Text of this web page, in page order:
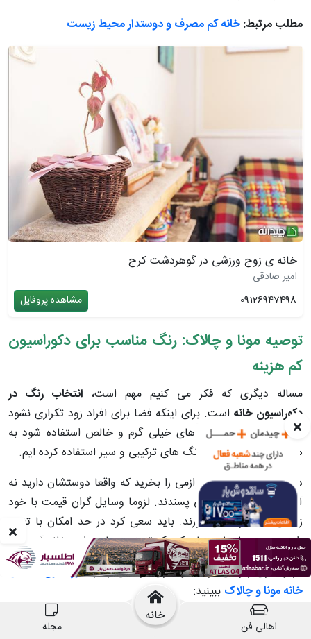
مجله
خانه
اهالی فن
مطلب مرتبط:خانه کم مصرف و دوستدار محیط زیست
خانه ی زوج ورزشی در گوهردشت کرج
امیر صادقی
09126947498
مشاهده پروفایل
توصیه مونا و چالاک: رنگ مناسب برای دکوراسیون
کم هزینه
مساله دیگری که فکر می کنیم مهم است، انتخاب رنگ در
دکوراسیون خانه است. برای اینکه فضا برای افراد زود تکراری نشود
بهتر است کمتر از رنگ های خیلی گرم و خالص استفاده شود به
همین علت ما بیشتر از رنگ های ترکیبی و سیر استفاده کرده ایم.
در آخر اینکه وسایل و لوازمی را بخرید که واقعا دوستشان دارید نه
آنچه دیگران دارند و می پسندند. لزوما وسایل گران قیمت با خود
زیبایی به همراه نمی آورند. باید سعی کرد در حد امکان با تغییر
زاویه دید و جابجایی های کوچک تنوع و زیبایی را به خانه آورد.
در ویدئوی زیر می توانید ویدئوی کوتاهی را ازدکوراسیون تلفیقی
خانه مونا و چالاک ببینید: